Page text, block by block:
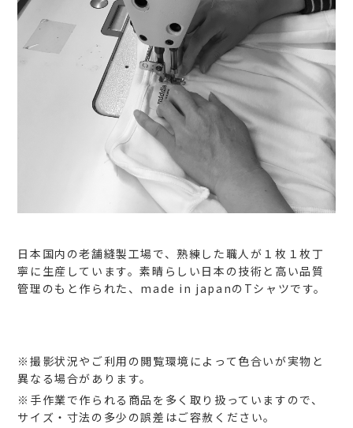
日本国内の老舗縫製工場で、熟練した職人が１枚１枚丁
寧に生産しています。素晴らしい日本の技術と高い品質
管理のもと作られた、made in japanのTシャツです。
※撮影状況やご利用の閲覧環境によって色合いが実物と
異なる場合があります。
※手作業で作られる商品を多く取り扱っていますので、
サイズ・寸法の多少の誤差はご容赦ください。